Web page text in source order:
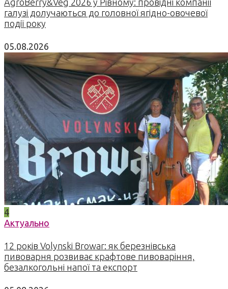
галузі долучаються до головної ягідно-овочевої
події року
05.08.2026
4
Актуально
12 років Volynski Browar: як березнівська
пивоварня розвиває крафтове пивоваріння,
безалкогольні напої та експорт